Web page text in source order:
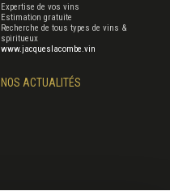
Expertise de vos vins
Estimation gratuite
Recherche de tous types de vins &
spiritueux
www.jacqueslacombe.vin
NOS ACTUALITÉS